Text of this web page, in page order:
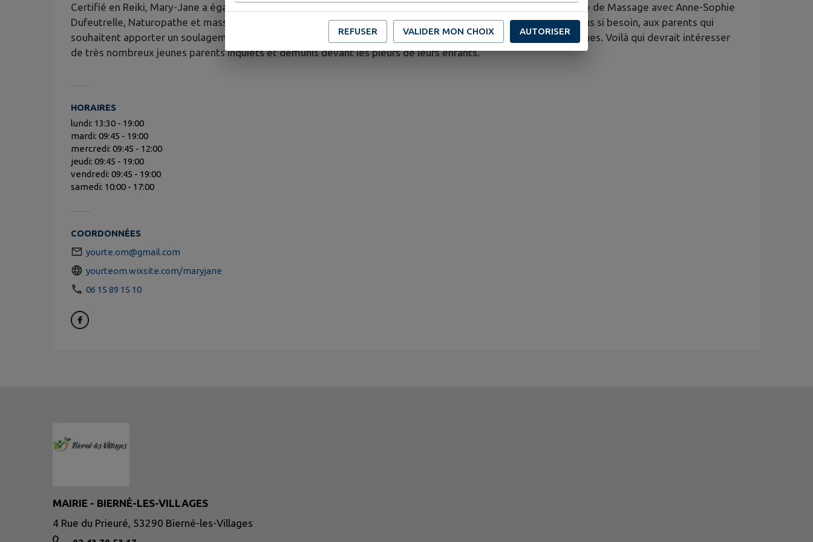
Certifié en Reiki, Mary-Jane a également suivi une formation aux « Massages bébé » à l’école « En vie de Sens » de Massage avec Anne-Sophie
Dufeutrelle, Naturopathe et massothérapeute. Elle propose des ateliers Massage bébé, en trois séances, et plus si besoin, aux parents qui
souhaitent apporter un soulagement à leurs bébés et apaiser les petits maux, comme la constipation, les coliques. Voilà qui devrait intéresser
de très nombreux jeunes parents inquiets et démunis devant les pleurs de leurs enfants.
HORAIRES
lundi: 13:30 - 19:00
mardi: 09:45 - 19:00
mercredi: 09:45 - 12:00
jeudi: 09:45 - 19:00
vendredi: 09:45 - 19:00
samedi: 10:00 - 17:00
COORDONNÉES
yourte.om@gmail.com
yourteom.wixsite.com/maryjane
06 15 89 15 10
MAIRIE - BIERNÉ-LES-VILLAGES
4 Rue du Prieuré, 53290 Bierné-les-Villages
REFUSER VALIDER MON CHOIX AUTORISER